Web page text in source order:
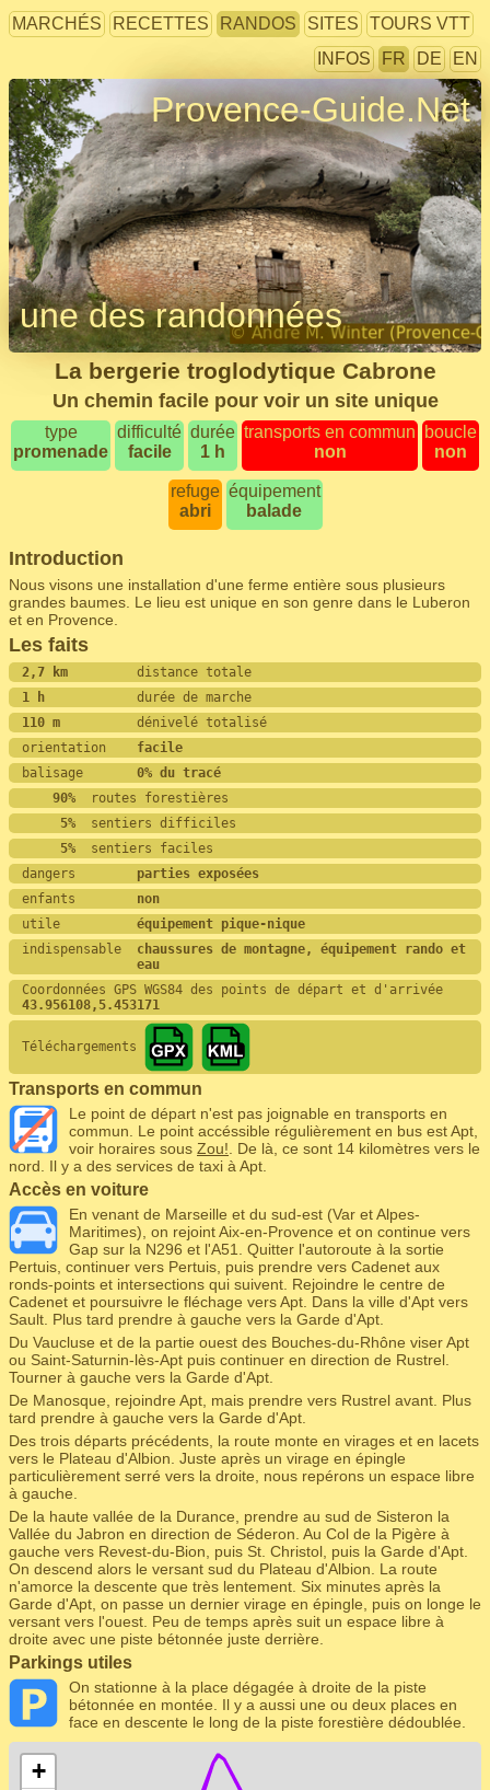
MARCHÉS RECETTES RANDOS SITES
TOURS VTT
INFOS
FR DE EN
Provence-Guide.Net
une des randonnées
La bergerie troglodytique Cabrone
Un chemin facile pour voir un site unique
type
promenade
difficulté
facile
durée
1 h
transports en commun
non
boucle
non
refuge
abri
équipement
balade
Introduction
Nous visons une installation d'une ferme entière sous plusieurs
grandes baumes. Le lieu est unique en son genre dans le Luberon
et en Provence.
Les faits
2,7 km distance totale
1 h durée de marche
110 m dénivelé totalisé
orientation facile
balisage 0% du tracé
    90%
  routes forestières
     5%
  sentiers difficiles
     5%
  sentiers faciles
dangers parties exposées
enfants non
utile équipement pique-nique
indispensable chaussures de montagne, équipement rando et
eau
Coordonnées GPS WGS84 des points de départ et d'arrivée
43.956108,5.453171
Téléchargements
Transports en commun
Le point de départ n'est pas joignable en transports en
commun. Le point accéssible régulièrement en bus est Apt,
voir horaires sous Zou! . De là, ce sont 14 kilomètres vers le
nord. Il y a des services de taxi à Apt.
Accès en voiture
En venant de Marseille et du sud-est (Var et Alpes-
Maritimes), on rejoint Aix-en-Provence et on continue vers
Gap sur la N296 et l'A51. Quitter l'autoroute à la sortie
Pertuis, continuer vers Pertuis, puis prendre vers Cadenet aux
ronds-points et intersections qui suivent. Rejoindre le centre de
Cadenet et poursuivre le fléchage vers Apt. Dans la ville d'Apt vers
Sault. Plus tard prendre à gauche vers la Garde d'Apt.
Du Vaucluse et de la partie ouest des Bouches-du-Rhône viser Apt
ou Saint-Saturnin-lès-Apt puis continuer en direction de Rustrel.
Tourner à gauche vers la Garde d'Apt.
De Manosque, rejoindre Apt, mais prendre vers Rustrel avant. Plus
tard prendre à gauche vers la Garde d'Apt.
Des trois départs précédents, la route monte en virages et en lacets
vers le Plateau d'Albion. Juste après un virage en épingle
particulièrement serré vers la droite, nous repérons un espace libre
à gauche.
De la haute vallée de la Durance, prendre au sud de Sisteron la
Vallée du Jabron en direction de Séderon. Au Col de la Pigère à
gauche vers Revest-du-Bion, puis St. Christol, puis la Garde d'Apt.
On descend alors le versant sud du Plateau d'Albion. La route
n'amorce la descente que très lentement. Six minutes après la
Garde d'Apt, on passe un dernier virage en épingle, puis on longe le
versant vers l'ouest. Peu de temps après suit un espace libre à
droite avec une piste bétonnée juste derrière.
Parkings utiles
On stationne à la place dégagée à droite de la piste
bétonnée en montée. Il y a aussi une ou deux places en
face en descente le long de la piste forestière dédoublée.
+